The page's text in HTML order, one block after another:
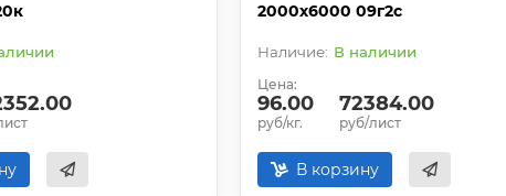
2000х6000 09г2с
В наличии
Цена:
96.00
руб/кг.
72384.00
руб/лист
В корзину